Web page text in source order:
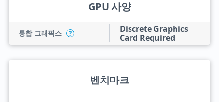
GPU 사양
통합 그래픽스 ?
Discrete Graphics
Card Required
벤치마크